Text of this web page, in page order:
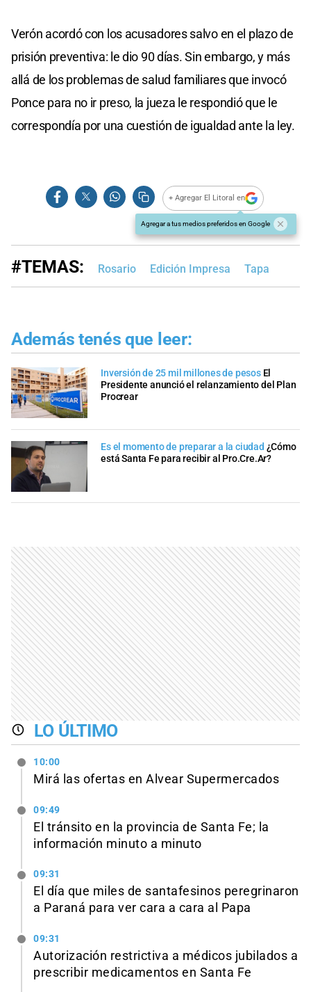
Verón acordó con los acusadores salvo en el plazo de
prisión preventiva: le dio 90 días. Sin embargo, y más
allá de los problemas de salud familiares que invocó
Ponce para no ir preso, la jueza le respondió que le
correspondía por una cuestión de igualdad ante la ley.
+ Agregar El Litoral en
Agregar a tus medios preferidos en Google
#TEMAS: Rosario Edición Impresa Tapa
Además tenés que leer:
Inversión de 25 mil millones de pesos El
Presidente anunció el relanzamiento del Plan
Procrear
Es el momento de preparar a la ciudad ¿Cómo
está Santa Fe para recibir al Pro.Cre.Ar?
LO ÚLTIMO
10:00
Mirá las ofertas en Alvear Supermercados
09:49
El tránsito en la provincia de Santa Fe; la
información minuto a minuto
09:31
El día que miles de santafesinos peregrinaron
a Paraná para ver cara a cara al Papa
09:31
Autorización restrictiva a médicos jubilados a
prescribir medicamentos en Santa Fe